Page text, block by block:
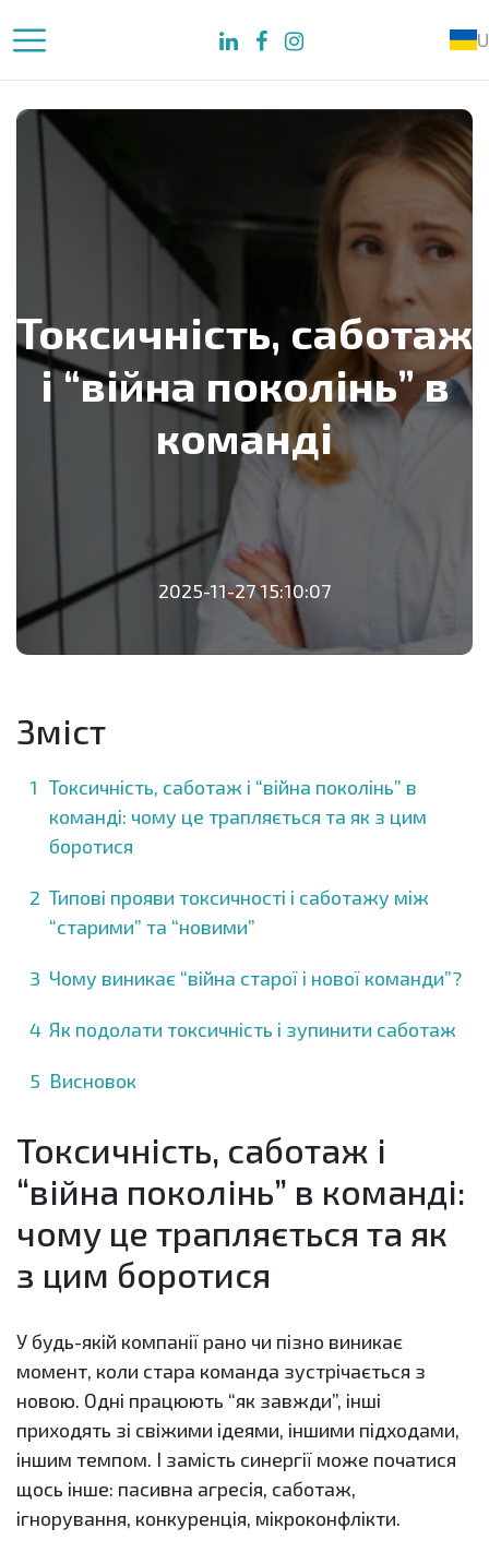
Токсичність, саботаж
і “війна поколінь” в
команді
2025-11-27 15:10:07
Зміст
Токсичність, саботаж і “війна поколінь” в
команді: чому це трапляється та як з цим
боротися
Типові прояви токсичності і саботажу між
“старими” та “новими”
Чому виникає “війна старої і нової команди”?
Як подолати токсичність і зупинити саботаж
Висновок
Токсичність, саботаж і
“війна поколінь” в команді:
чому це трапляється та як
з цим боротися
У будь-якій компанії рано чи пізно виникає
момент, коли стара команда зустрічається з
новою. Одні працюють “як завжди”, інші
приходять зі свіжими ідеями, іншими підходами,
іншим темпом. І замість синергії може початися
щось інше: пасивна агресія, саботаж,
ігнорування, конкуренція, мікроконфлікти.